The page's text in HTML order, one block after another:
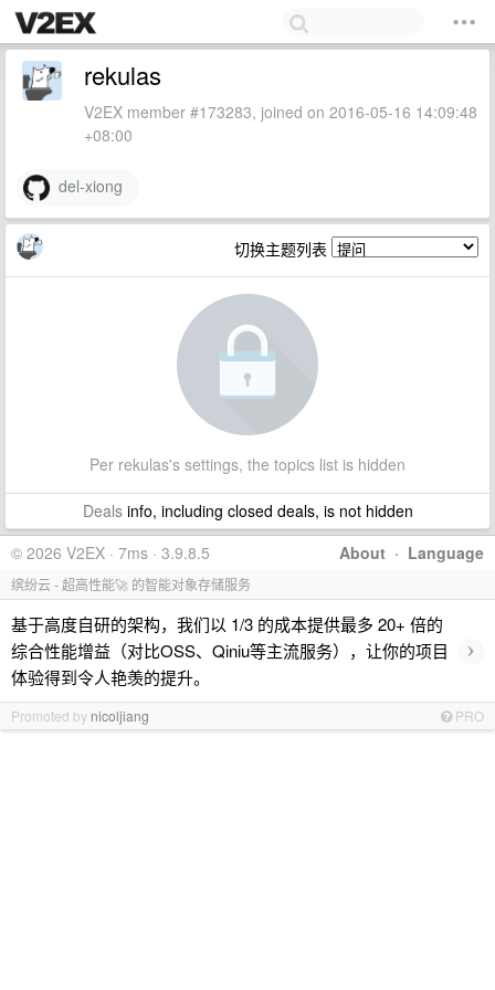
rekulas
V2EX member #173283, joined on 2016-05-16 14:09:48
+08:00
del-xiong
切换主题列表
Per rekulas's settings, the topics list is hidden
Dealsinfo, including closed deals, is not hidden
About · Language
© 2026 V2EX · 7ms · 3.9.8.5
缤纷云 - 超高性能🚀 的智能对象存储服务
基于高度自研的架构，我们以 1/3 的成本提供最多 20+ 倍的
综合性能增益（对比OSS、Qiniu等主流服务），让你的项目
体验得到令人艳羡的提升。
›
Promoted by nicoljiang PRO